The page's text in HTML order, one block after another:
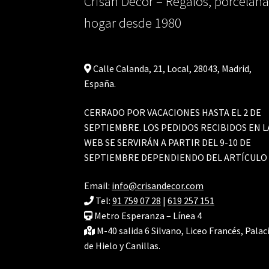
hogar desde 1980
Calle Calanda, 21, Local, 28043, Madrid,
España.
CERRADO POR VACACIONES HASTA EL 2 DE
SEPTIEMBRE. LOS PEDIDOS RECIBIDOS EN
WEB SE SERVIRÁN A PARTIR DEL 9-10 DE
SEPTIEMBRE DEPENDIENDO DEL ARTÍCULO
Email: info@crisandecor.com
Tel:91 759 07 28 |619 257 151
Metro Esperanza – Línea 4
M-40 salida 6 Silvano, Liceo Francés,
de Hielo y Canillas.